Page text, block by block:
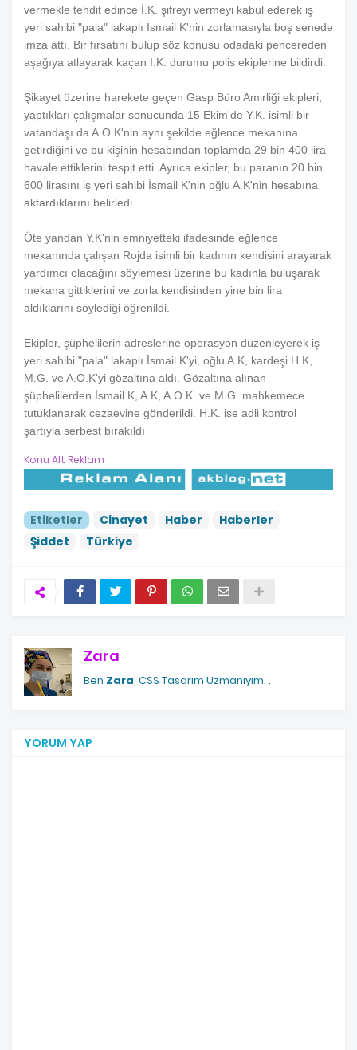
vermekle tehdit edince İ.K. şifreyi vermeyi kabul ederek iş
yeri sahibi "pala" lakaplı İsmail K'nin zorlamasıyla boş senede
imza attı. Bir fırsatını bulup söz konusu odadaki pencereden
aşağıya atlayarak kaçan İ.K. durumu polis ekiplerine bildirdi.
Şikayet üzerine harekete geçen Gasp Büro Amirliği ekipleri,
yaptıkları çalışmalar sonucunda 15 Ekim'de Y.K. isimli bir
vatandaşı da A.O.K'nin aynı şekilde eğlence mekanına
getirdiğini ve bu kişinin hesabından toplamda 29 bin 400 lira
havale ettiklerini tespit etti. Ayrıca ekipler, bu paranın 20 bin
600 lirasını iş yeri sahibi İsmail K'nin oğlu A.K'nin hesabına
aktardıklarını belirledi.
Öte yandan Y.K'nin emniyetteki ifadesinde eğlence
mekanında çalışan Rojda isimli bir kadının kendisini arayarak
yardımcı olacağını söylemesi üzerine bu kadınla buluşarak
mekana gittiklerini ve zorla kendisinden yine bin lira
aldıklarını söylediği öğrenildi.
Ekipler, şüphelilerin adreslerine operasyon düzenleyerek iş
yeri sahibi "pala" lakaplı İsmail K'yi, oğlu A.K, kardeşi H.K,
M.G. ve A.O.K'yi gözaltına aldı. Gözaltına alınan
şüphelilerden İsmail K, A.K, A.O.K. ve M.G. mahkemece
tutuklanarak cezaevine gönderildi. H.K. ise adli kontrol
şartıyla serbest bırakıldı
Konu Alt Reklam
Etiketler Cinayet Haber
Haberler
Şiddet
Türkiye
Zara
Ben Zara, CSS Tasarım Uzmanıyım. .
YORUM YAP